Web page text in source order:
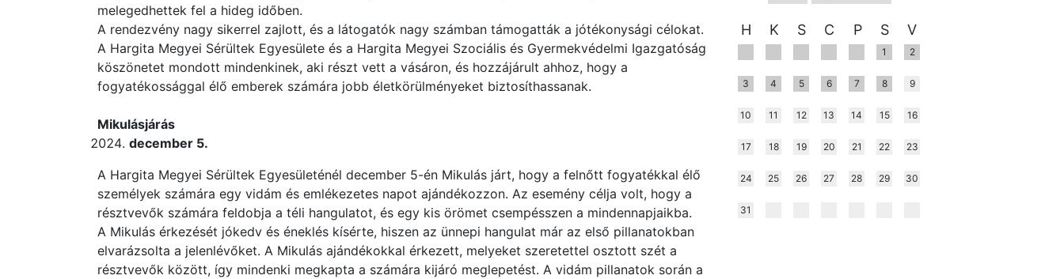
melegedhettek fel a hideg időben.
A rendezvény nagy sikerrel zajlott, és a látogatók nagy számban támogatták a jótékonysági célokat.
A Hargita Megyei Sérültek Egyesülete és a Hargita Megyei Szociális és Gyermekvédelmi Igazgatóság
köszönetet mondott mindenkinek, aki részt vett a vásáron, és hozzájárult ahhoz, hogy a
fogyatékossággal élő emberek számára jobb életkörülményeket biztosíthassanak.
Mikulásjárás
december 5.
A Hargita Megyei Sérültek Egyesületénél december 5-én Mikulás járt, hogy a felnőtt fogyatékkal élő
személyek számára egy vidám és emlékezetes napot ajándékozzon. Az esemény célja volt, hogy a
résztvevők számára feldobja a téli hangulatot, és egy kis örömet csempésszen a mindennapjaikba.
A Mikulás érkezését jókedv és éneklés kísérte, hiszen az ünnepi hangulat már az első pillanatokban
elvarázsolta a jelenlévőket. A Mikulás ajándékokkal érkezett, melyeket szeretettel osztott szét a
résztvevők között, így mindenki megkapta a számára kijáró meglepetést. A vidám pillanatok során a
H K S C P S V
1 2
3 4 5 6 7 8 9
10 11 12 13 14 15 16
17 18 19 20 21 22 23
24 25 26 27 28 29 30
31